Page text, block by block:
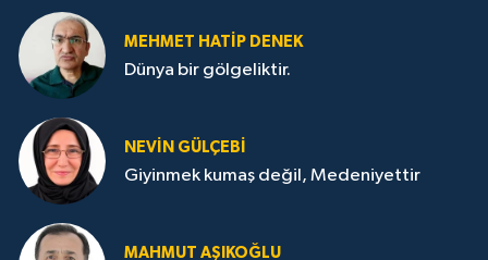
MEHMET HATİP DENEK
Dünya bir gölgeliktir.
NEVİN GÜLÇEBİ
Giyinmek kumaş değil, Medeniyettir
MAHMUT AŞIKOĞLU